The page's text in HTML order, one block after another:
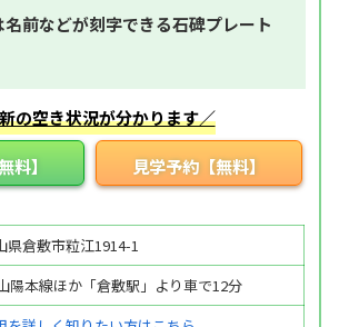
前などが刻字できる石碑プレート
の空き状況が分かります／
料】 見学予約【無料】
県倉敷市粒江1914-1
陽本線ほか「倉敷駅」より車で12分